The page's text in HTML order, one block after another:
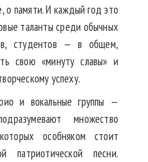
о памяти. И каждый год это
таланты среди обычных
студентов — в общем,
свою «минуту славы» и
успеху.
и вокальные группы —
множество
особняком стоит
патриотической песни.